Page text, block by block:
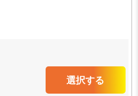
選択する